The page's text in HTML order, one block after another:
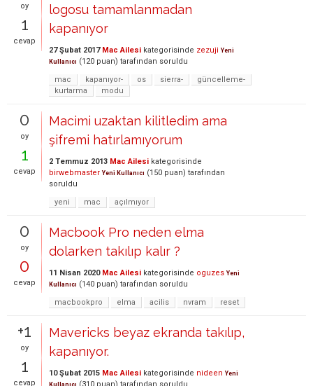
oy
1
cevap
logosu tamamlanmadan
kapanıyor
27 Şubat 2017 Mac Ailesi kategorisinde zezuji Yeni
Kullanıcı (120 puan) tarafından soruldu
mac
kapanıyor- os sierra-
güncelleme-
kurtarma
modu
0
oy
1
cevap
Macimi uzaktan kilitledim ama
şifremi hatırlamıyorum
2 Temmuz 2013 Mac Ailesi kategorisinde
birwebmaster Yeni Kullanıcı (150 puan) tarafından
soruldu
yeni
mac açılmıyor
0
oy
0
cevap
Macbook Pro neden elma
dolarken takılıp kalır ?
11 Nisan 2020 Mac Ailesi kategorisinde oguzes Yeni
Kullanıcı (140 puan) tarafından soruldu
macbookpro
elma acilis nvram reset
+1
oy
1
cevap
Mavericks beyaz ekranda takılıp,
kapanıyor.
10 Şubat 2015 Mac Ailesi kategorisinde nideen Yeni
Kullanıcı (310 puan) tarafından soruldu